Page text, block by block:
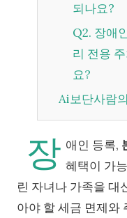
되나요?
Q2. 장애인을 모시러 가는 길인데, 미
리 전용
요?
Ai보단사람
장 애인 등록,
혜택이 가
린 자녀나 가족을 대
아야 할 세금 면제와